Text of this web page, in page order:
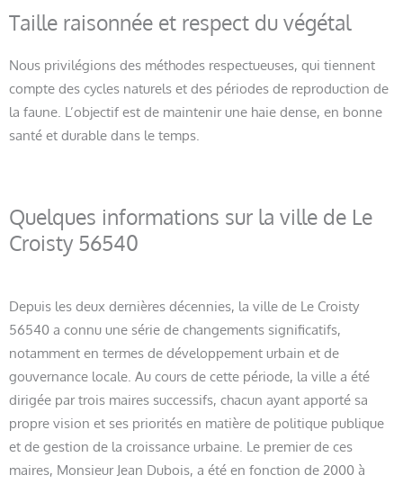
Taille raisonnée et respect du végétal
Nous privilégions des méthodes respectueuses, qui tiennent
compte des cycles naturels et des périodes de reproduction de
la faune. L’objectif est de maintenir une haie dense, en bonne
santé et durable dans le temps.
Quelques informations sur la ville de Le
Croisty 56540
Depuis les deux dernières décennies, la ville de Le Croisty
56540 a connu une série de changements significatifs,
notamment en termes de développement urbain et de
gouvernance locale. Au cours de cette période, la ville a été
dirigée par trois maires successifs, chacun ayant apporté sa
propre vision et ses priorités en matière de politique publique
et de gestion de la croissance urbaine. Le premier de ces
maires, Monsieur Jean Dubois, a été en fonction de 2000 à